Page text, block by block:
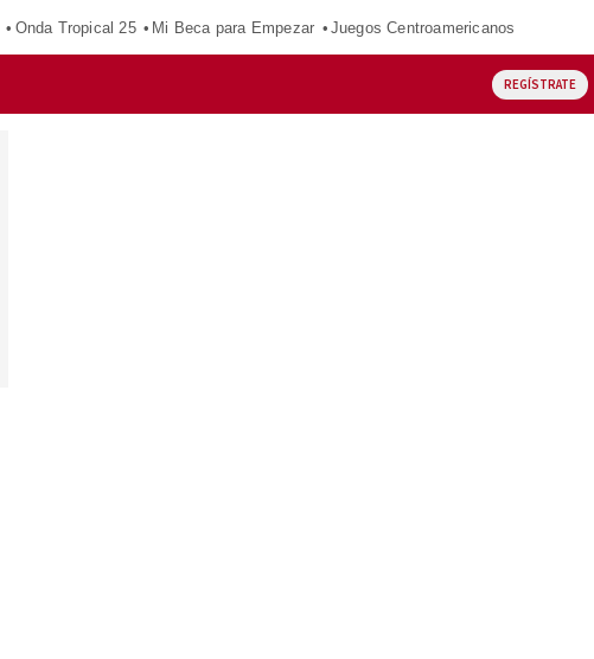
Onda Tropical 25 Mi Beca para Empezar Juegos Centroamericanos
REGÍSTRATE